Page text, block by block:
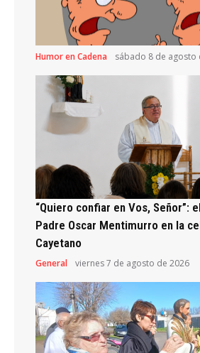
Humor en Cadena sábado 8 de agosto
“Quiero confiar en Vos, Señor”:
Padre Oscar Mentimurro en la
Cayetano
General viernes 7 de agosto de 2026